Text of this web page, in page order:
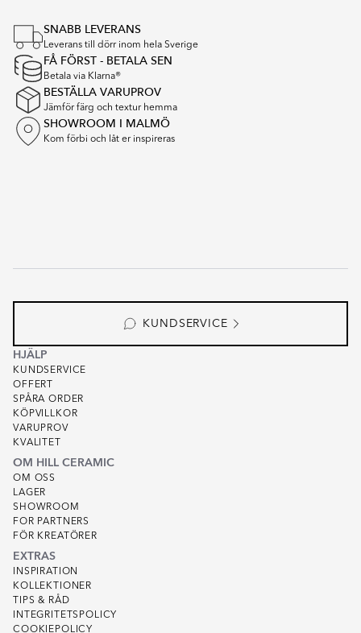
SNABB LEVERANS
Leverans till dörr inom hela Sverige
FÅ FÖRST - BETALA SEN
Betala via Klarna®
BESTÄLLA VARUPROV
Jämför färg och textur hemma
SHOWROOM I MALMÖ
Kom förbi och låt er inspireras
KUNDSERVICE
HJÄLP
KUNDSERVICE
OFFERT
SPÅRA ORDER
KÖPVILLKOR
VARUPROV
KVALITET
OM HILL CERAMIC
OM OSS
LAGER
SHOWROOM
FOR PARTNERS
FÖR KREATÖRER
EXTRAS
INSPIRATION
KOLLEKTIONER
TIPS & RÅD
INTEGRITETSPOLICY
COOKIEPOLICY